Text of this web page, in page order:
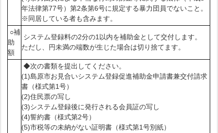
年法律第77号）第2条第6号に規定する暴力団員でないこと。
※同居している者も含みます。
○補
助
額
システム登録料の2分の1以内を補助金として交付します。
ただし、円未満の端数が生じた場合は切り捨てます。
◆次の書類を提出してください。
(1)島原市お見合いシステム登録促進補助金申請書兼交付請求
書（様式第1号）
(2)住民票の写し
(3)システム登録後に発行される会員証の写し
(4)誓約書（様式第2号）
(5)市税等の未納がない証明書（様式第1号別紙）